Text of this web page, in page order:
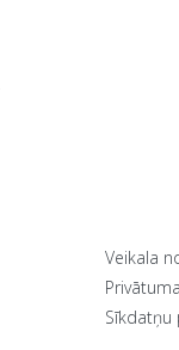
Veikala
Sīkdatņu